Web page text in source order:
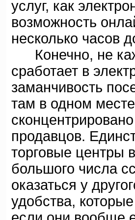
услуг, как
возможность
несколько часов
Конечно, не
сработает в
заманчивость
там в одном
продавцов.
торговые центры
большого числа
оказаться у
удобства,